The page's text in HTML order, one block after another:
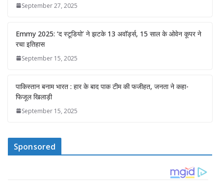
September 27, 2025
Emmy 2025: ‘द स्टूडियो’ ने झटके 13 अवॉर्ड्स, 15 साल के ओवेन कूपर ने
रचा इतिहास
September 15, 2025
पाकिस्तान बनाम भारत : हार के बाद पाक टीम की फजीहत, जनता ने कहा-
फिजूल खिलाड़ी
September 15, 2025
Sponsored